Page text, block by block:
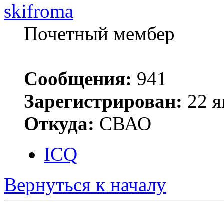
skifroma
Почетный мембер
Сообщения: 941
Зарегистрирован: 22
Откуда: СВАО
ICQ
Вернуться к началу